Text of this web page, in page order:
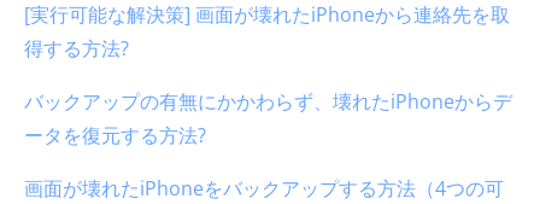
[実行可能な解決策] 画面が壊れたiPhoneから連絡先を取
得する方法?
バックアップの有無にかかわらず、壊れたiPhoneからデ
ータを復元する方法?
画面が壊れたiPhoneをバックアップする方法（4つの可